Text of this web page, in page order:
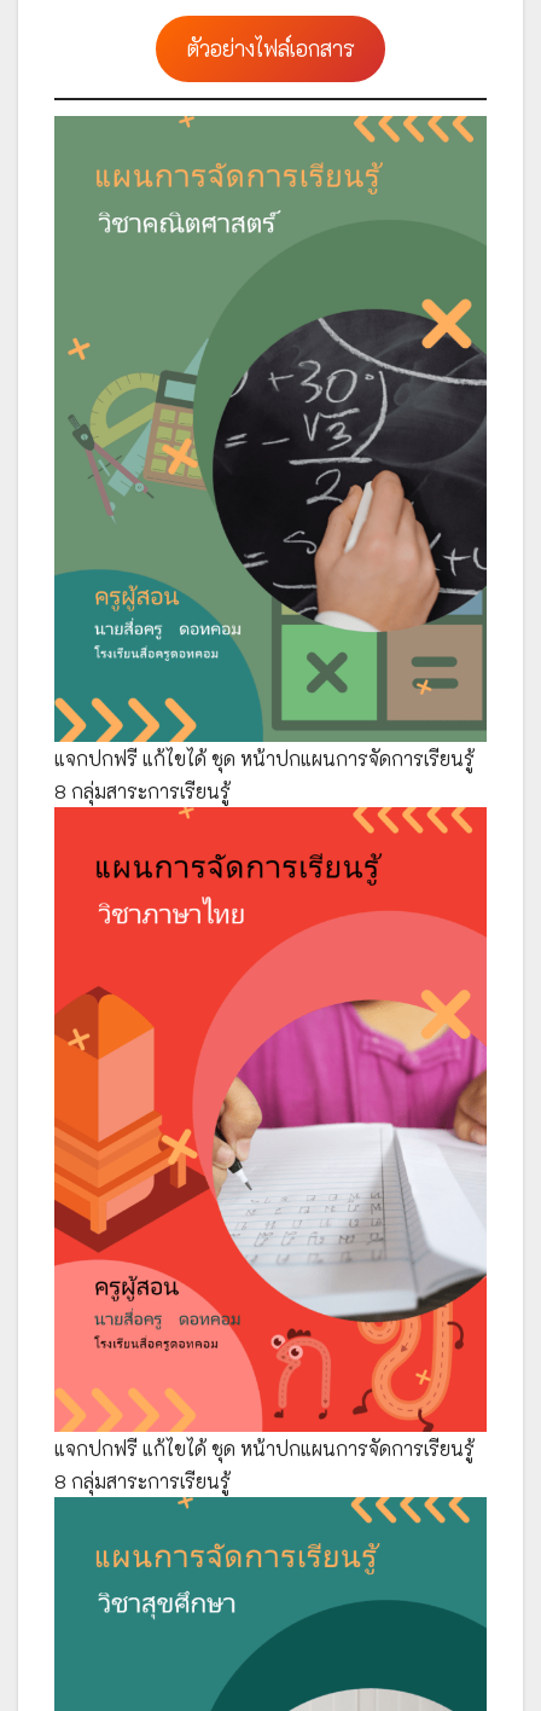
ตัวอย่างไฟล์เอกสาร
แจกปกฟรี แก้ไขได้ ชุด หน้าปกแผนการจัดการเรียนรู้
8 กลุ่มสาระการเรียนรู้
แจกปกฟรี แก้ไขได้ ชุด หน้าปกแผนการจัดการเรียนรู้
8 กลุ่มสาระการเรียนรู้